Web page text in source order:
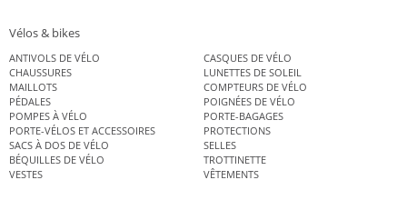
Vélos & bikes
ANTIVOLS DE VÉLO
CASQUES DE VÉLO
CHAUSSURES
LUNETTES DE SOLEIL
MAILLOTS
COMPTEURS DE VÉLO
PÉDALES
POIGNÉES DE VÉLO
POMPES À VÉLO
PORTE-BAGAGES
PORTE-VÉLOS ET ACCESSOIRES
PROTECTIONS
SACS À DOS DE VÉLO
SELLES
BÉQUILLES DE VÉLO
TROTTINETTE
VESTES
VÊTEMENTS